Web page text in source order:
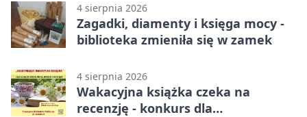
4 sierpnia 2026
Zagadki, diamenty i księga mocy -
biblioteka zmieniła się w zamek
4 sierpnia 2026
Wakacyjna książka czeka na
recenzję - konkurs dla